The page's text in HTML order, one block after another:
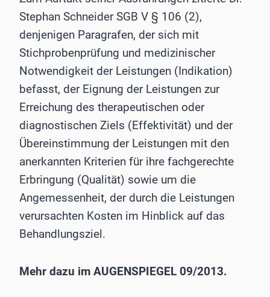
Stephan Schneider SGB V § 106 (2),
denjenigen Paragrafen, der sich mit
Stichprobenprüfung und medizinischer
Notwendigkeit der Leistungen (Indikation)
befasst, der Eignung der Leistungen zur
Erreichung des therapeutischen oder
diagnostischen Ziels (Effektivität) und der
Übereinstimmung der Leistungen mit den
anerkannten Kriterien für ihre fachgerechte
Erbringung (Qualität) sowie um die
Angemessenheit, der durch die Leistungen
verursachten Kosten im Hinblick auf das
Behandlungsziel.
Mehr dazu im AUGENSPIEGEL 09/2013.